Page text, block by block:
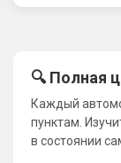
🔍 Полная
Каждый
пунктам.
в состоянии